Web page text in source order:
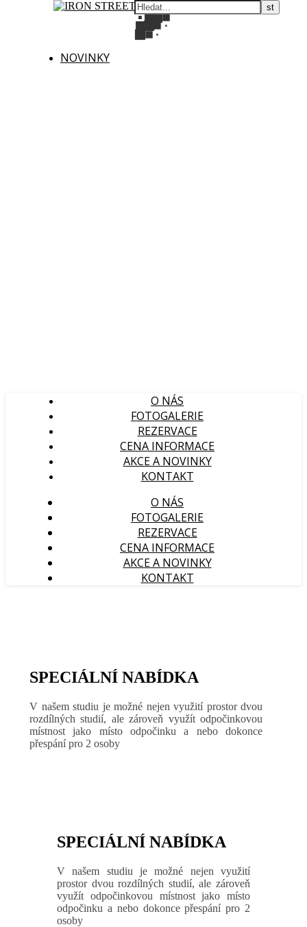
NOVINKY
O NÁS
FOTOGALERIE
REZERVACE
CENA INFORMACE
AKCE A NOVINKY
KONTAKT
O NÁS
FOTOGALERIE
REZERVACE
CENA INFORMACE
AKCE A NOVINKY
KONTAKT
SPECIÁLNÍ NABÍDKA
V našem studiu je možné nejen využití prostor dvou
rozdílných studií, ale zároveň využít odpočinkovou
místnost jako místo odpočinku a nebo dokonce
přespání pro 2 osoby
SPECIÁLNÍ NABÍDKA
V našem studiu je možné nejen využití
prostor dvou rozdílných studií, ale zároveň
využít odpočinkovou místnost jako místo
odpočinku a nebo dokonce přespání pro 2
osoby